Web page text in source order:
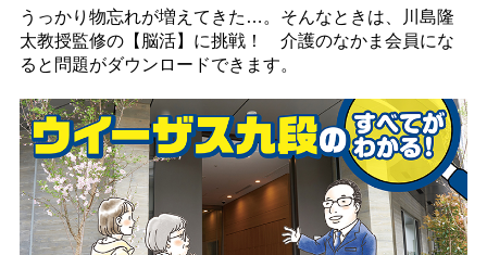
うっかり物忘れが増えてきた…。そんなときは、川島隆
太教授監修の【脳活】に挑戦！ 介護のなかま会員にな
ると問題がダウンロードできます。